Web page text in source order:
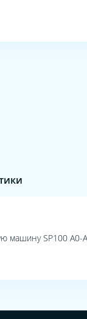
машину SP100 A0-